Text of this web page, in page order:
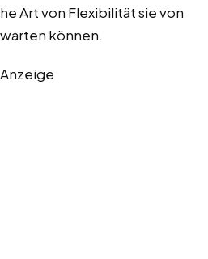
Art von Flexibilität sie von
können.
Anzeige